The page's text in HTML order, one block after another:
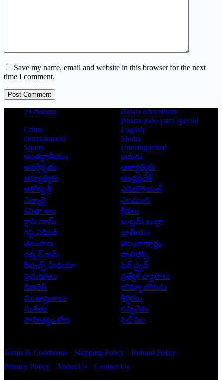
Save my name, email and website in this browser for the next
time I comment.
Post Comment
24 గంటలు
Balala Bharatham
Bharat jodo yatra special
Crime
English
entertainment
Shoba
Sports
Uncategorized
అంతర్జాతీయం
అరుగు
అవర్గీకృతం
ఆద్యాత్మికం
ఆధ్యాత్మికం
ఆంధ్రప్రదేశ్
ఆరోగ్య శ్రీ
ఎడిటోరియల్
ఎన్నారై
ఎలమంద
కవితా శాల
క్రీడలు
క్లాస్ రూమ్
ఖుల్లమ్ ఖుల్లా
గెస్ట్ ఎడిటర్
జాతీయం
తెలంగాణ
తెలంగాణార్థం
దక్కన్.కామ్
పాలిటిక్స్
పీపుల్స్ ‌మీడియా
పెన్ డ్రైవ్
ప్రచురణలు
ప్రత్యేక వ్యాసాలు
బిజినెస్
బొమ్మా బొరుసు
ముఖ్యాంశాలు
శీర్షికలు
సంకేతం
సన్నివేశం
సాహిత్యం-శోభ
సిల్ సిల
Terms & Conditions Shipping Policy
Refund Policy
Privacy Policy
About Us Contact Us